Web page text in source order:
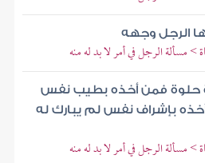
الرجل وجهه
مسألة الرجل في أمر لا بد له منه
حلوة فمن أخذه بطيب نفس
بإشراف نفس لم يبارك له
مسألة الرجل في أمر لا بد له منه